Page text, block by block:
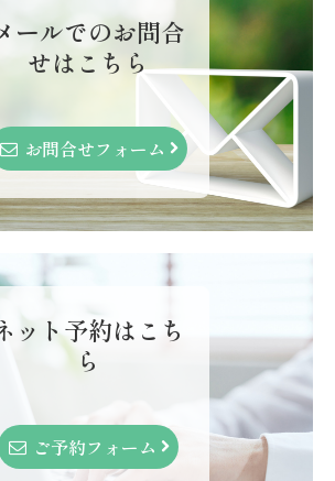
ールでのお問合
せはこちら
お問合せフォーム
ット予約はこち
ら
ご予約フォーム